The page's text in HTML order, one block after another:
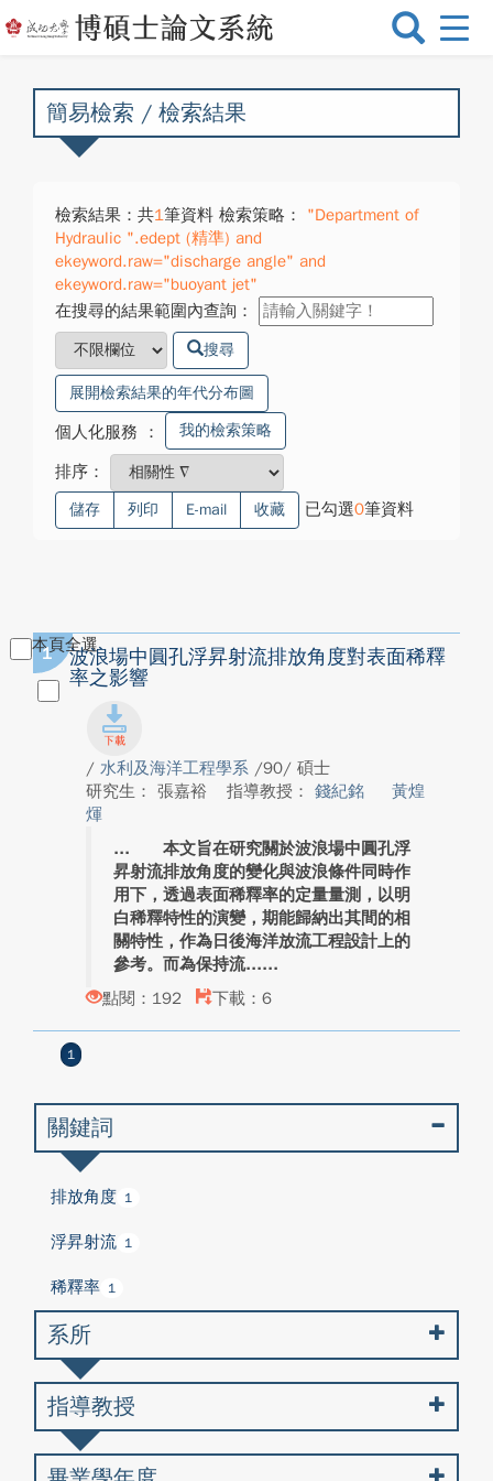
選
換
簡易檢索 / 檢索結果
檢索結果：共1筆資料 檢索策略：
"Department of
Hydraulic ".edept (精準) and
ekeyword.raw="discharge angle" and
ekeyword.raw="buoyant jet"
在搜尋的結果範圍內查詢：
搜尋
展開檢索結果的年代分布圖
個人化服務 ： 我的檢索策略
排序：
儲存 列印 E-mail 收藏 已勾選0筆資料
本頁全選
1
波浪場中圓孔浮昇射流排放角度對表面稀釋
率之影響
/ 水利及海洋工程學系 /90/ 碩士
研究生： 張嘉裕
指導教授： 錢紀銘
黃煌
煇
本文旨在研究關於波浪場中圓孔浮
昇射流排放角度的變化與波浪條件同時作
用下，透過表面稀釋率的定量量測，以明
白稀釋特性的演變，期能歸納出其間的相
關特性，作為日後海洋放流工程設計上的
參考。而為保持流...
點閱：192
下載：6
1
關鍵詞
排放角度 1
浮昇射流 1
稀釋率 1
系所
指導教授